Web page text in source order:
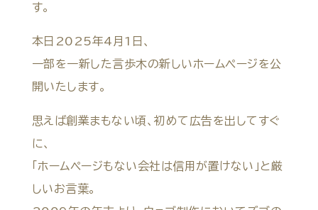
す。
本日2025年4月1日、
一部を一新した言歩木の新しいホームページを公
開いたします。
思えば創業まもない頃、初めて広告を出してすぐ
に、
「ホームページもない会社は信用が置けない」と厳
しいお言葉。